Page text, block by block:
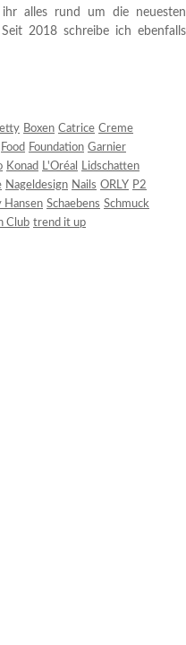
alles rund um die neuesten
2018 schreibe ich ebenfalls
Boxen Catrice Creme
Food Foundation Garnier
Konad L'Oréal
Lidschatten
Nageldesign Nails ORLY P2
Hansen Schaebens Schmuck
Club trend it up